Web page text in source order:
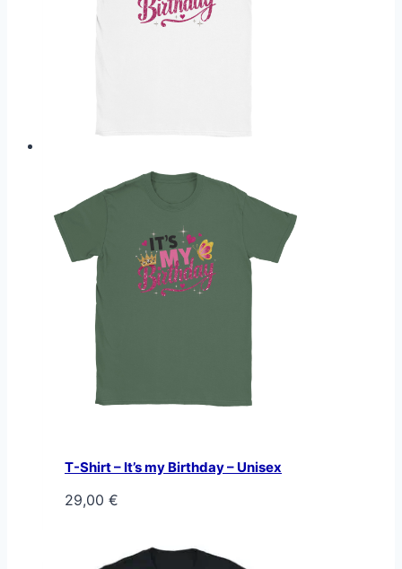
T-Shirt – It’s my Birthday – Unisex
29,00 €